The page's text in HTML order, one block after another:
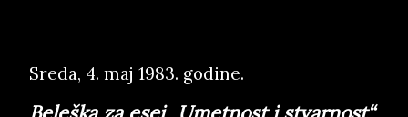
Sreda, 4. maj 1983. godine.